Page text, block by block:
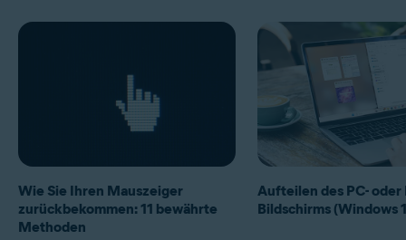
Wie Sie Ihren Mauszeiger
zurückbekommen: 11 bewährte
Methoden
Aufteilen des PC- oder
Bildschirms (Windows